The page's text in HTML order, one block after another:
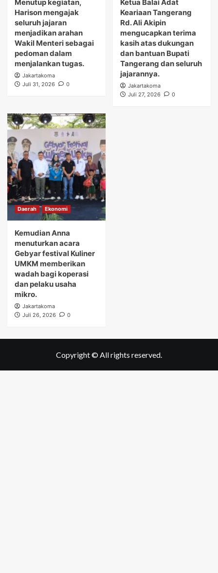
Menutup kegiatan,
Harison mengajak
seluruh jajaran
menjadikan arahan
Wakil Menteri sebagai
pedoman dalam
menjalankan tugas.
Jakartakoma
Juli 31, 2026
0
Ketua Balai Adat
Keariaan Tangerang
Rd. Ali Akipin
mengucapkan terima
kasih atas dukungan
dan bantuan Bupati
Tangerang dan seluruh
jajarannya.
Jakartakoma
Juli 27, 2026
0
Daerah Ekonomi
Kemudian Anna
menuturkan acara
Gebyar festival Kuliner
UMKM memberikan
wadah bagi koperasi
dan pelaku usaha
mikro.
Jakartakoma
Juli 26, 2026
0
Copyright © All rights reserved.